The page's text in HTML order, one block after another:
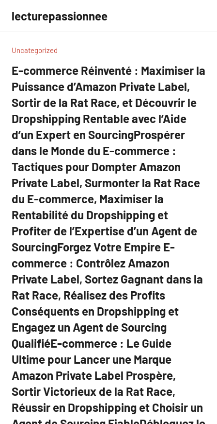
contenu
lecturepassionnee
Uncategorized
E-commerce Réinventé : Maximiser la
Puissance d’Amazon Private Label,
Sortir de la Rat Race, et Découvrir le
Dropshipping Rentable avec l’Aide
d’un Expert en SourcingProspérer
dans le Monde du E-commerce :
Tactiques pour Dompter Amazon
Private Label, Surmonter la Rat Race
du E-commerce, Maximiser la
Rentabilité du Dropshipping et
Profiter de l’Expertise d’un Agent de
SourcingForgez Votre Empire E-
commerce : Contrôlez Amazon
Private Label, Sortez Gagnant dans la
Rat Race, Réalisez des Profits
Conséquents en Dropshipping et
Engagez un Agent de Sourcing
QualifiéE-commerce : Le Guide
Ultime pour Lancer une Marque
Amazon Private Label Prospère,
Sortir Victorieux de la Rat Race,
Réussir en Dropshipping et Choisir un